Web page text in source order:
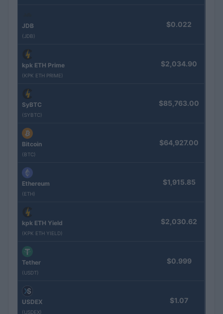
JDB
(JDB)
$0.022
kpk ETH Prime
(KPK ETH PRIME)
$2,034.90
SyBTC
(SYBTC)
$85,763.00
Bitcoin
(BTC)
$64,927.00
Ethereum
(ETH)
$1,915.85
kpk ETH Yield
(KPK ETH YIELD)
$2,030.62
Tether
(USDT)
$0.999
USDEX
(USDEX)
$1.07